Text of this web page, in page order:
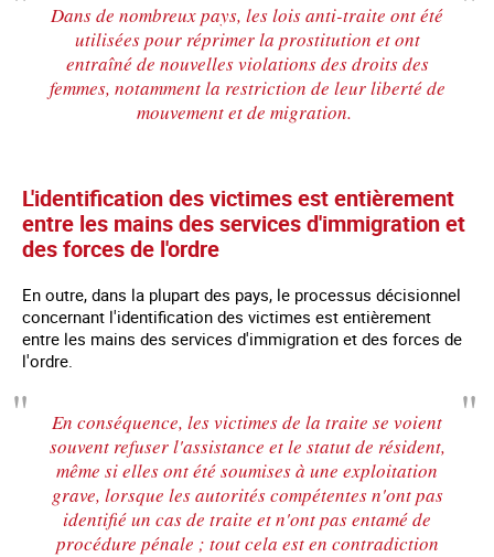
Dans de nombreux pays, les lois anti-traite ont été
utilisées pour réprimer la prostitution et ont
entraîné de nouvelles violations des droits des
femmes, notamment la restriction de leur liberté de
mouvement et de migration.
L'identification des victimes est entièrement
entre les mains des services d'immigration et
des forces de l'ordre
En outre, dans la plupart des pays, le processus décisionnel
concernant l'identification des victimes est entièrement
entre les mains des services d'immigration et des forces de
l'ordre.
En conséquence, les victimes de la traite se voient
souvent refuser l'assistance et le statut de résident,
même si elles ont été soumises à une exploitation
grave, lorsque les autorités compétentes n'ont pas
identifié un cas de traite et n'ont pas entamé de
procédure pénale ; tout cela est en contradiction